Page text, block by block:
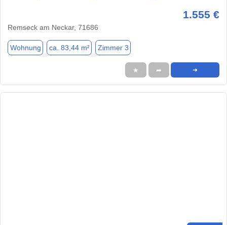
1.555 €
Remseck am Neckar, 71686
Wohnung ca. 83,44 m² Zimmer 3
★ ➦ ➜